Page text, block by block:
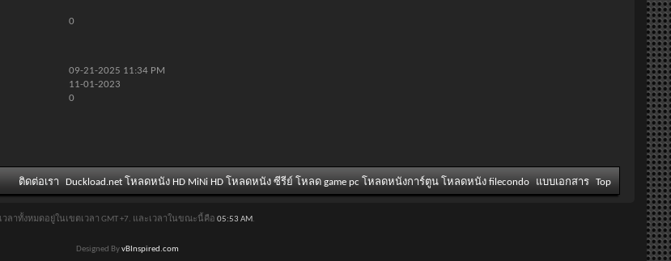
0
09-21-2025 11:34 PM
11-01-2023
0
ติดต่อเรา Duckload.net โหลดหนัง HD MiNi HD โหลดหนัง ซีรีย์ โหลด game pc โหลดหนังการ์ตูน โหลดหนัง filecondo แบบเอกสาร Top
เวลาทั้งหมดอยู่ในเขตเวลา GMT +7. และเวลาในขณะนี้คือ 05:53 AM.
Designed ByvBInspired.com